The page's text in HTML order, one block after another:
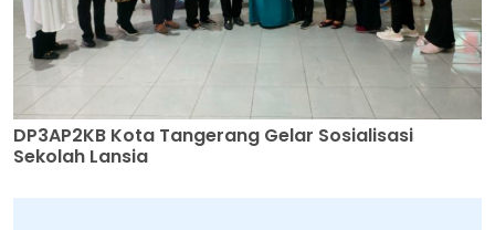
DP3AP2KB Kota Tangerang Gelar Sosialisasi
Sekolah Lansia